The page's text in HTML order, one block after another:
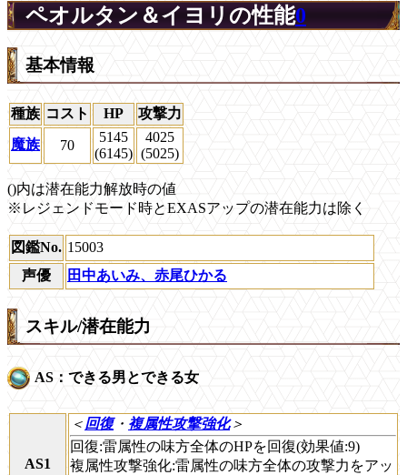
ペオルタン＆イヨリの性能0
基本情報
種族 コスト HP
攻撃力
魔族
70
5145
(6145)
4025
(5025)
()内は潜在能力解放時の値
※レジェンドモード時とEXASアップの潜在能力は除く
図鑑No. 15003
声優
田中あいみ、赤尾ひかる
スキル/潜在能力
AS：できる男とできる女
AS1
＜回復・ 複属性攻撃強化＞
回復:雷属性の味方全体のHPを回復(効果値:9)
複属性攻撃強化:雷属性の味方全体の攻撃力をアッ